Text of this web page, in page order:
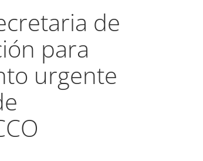
de
para
urgente